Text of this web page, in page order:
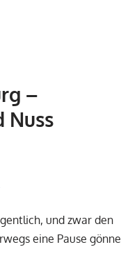
–
Nuss
und zwar den
eine Pause gönne